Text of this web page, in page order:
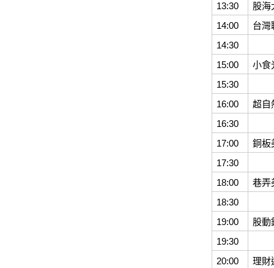
13:30
股海
14:00
台灣
14:30
15:00
小食
15:30
16:00
超自
16:30
17:00
銅板
17:30
18:00
巷弄
18:30
19:00
股動
19:30
20:00
理財